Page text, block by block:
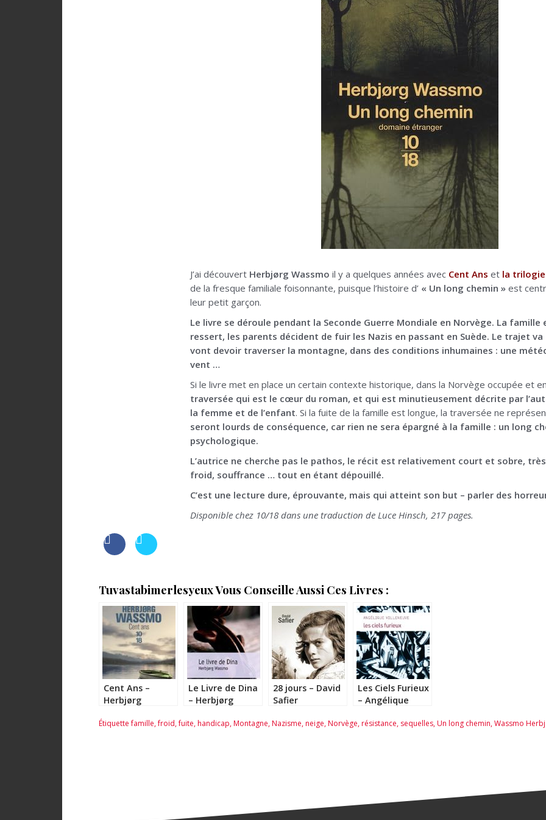
J’ai découvert Herbjørg Wassmo il y a quelques années avec Cent Ans et la trilogie
de la fresque familiale foisonnante, puisque l’histoire d’ « Un long chemin » est
leur petit garçon.
Le livre se déroule pendant la Seconde Guerre Mondiale en Norvège. La
ressert, les parents décident de fuir les Nazis en passant en Suède. Le trajet
vont devoir traverser la montagne, dans des conditions inhumaines : une
vent …
Si le livre met en place un certain contexte historique, dans la Norvège occupée et
traversée qui est le cœur du roman, et qui est minutieusement décrite par
la femme et de l’enfant. Si la fuite de la famille est longue, la traversée ne
seront lourds de conséquence, car rien ne sera épargné à la famille : un long
psychologique.
L’autrice ne cherche pas le pathos, le récit est relativement court et sobre,
froid, souffrance … tout en étant dépouillé.
C’est une lecture dure, éprouvante, mais qui atteint son but – parler des
Disponible chez 10/18 dans une traduction de Luce Hinsch, 217 pages.
Tuvastabimerlesyeux Vous Conseille Aussi Ces Livres :
Cent Ans –
Herbjørg
Le Livre de Dina
– Herbjørg
28 jours – David
Safier
Les Ciels Furieux
– Angélique
Étiquettefamille,froid,fuite,handicap,Montagne,Nazisme,neige,Norvège,résistance, sequelles,Un long chemin,Wassmo